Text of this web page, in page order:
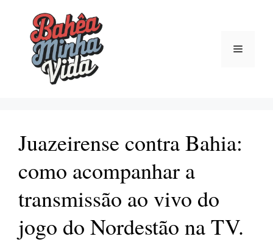
conteúdo
Menu
Juazeirense contra Bahia:
como acompanhar a
transmissão ao vivo do
jogo do Nordestão na TV.